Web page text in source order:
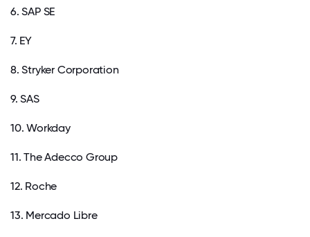
6. SAP SE
7. EY
8. Stryker Corporation
9. SAS
10. Workday
11. The Adecco Group
12. Roche
13. Mercado Libre